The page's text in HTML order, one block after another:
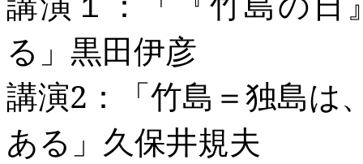
る」黒田伊彦
講演2 ：「竹島＝独島
ある」久保井規夫